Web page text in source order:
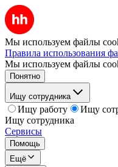
Мы используем файлы
Правила использования
Мы используем файлы
Понятно
Ищу сотрудника
Ищу работу
Ищу
Ищу сотрудника
Сервисы
Помощь
Ещё